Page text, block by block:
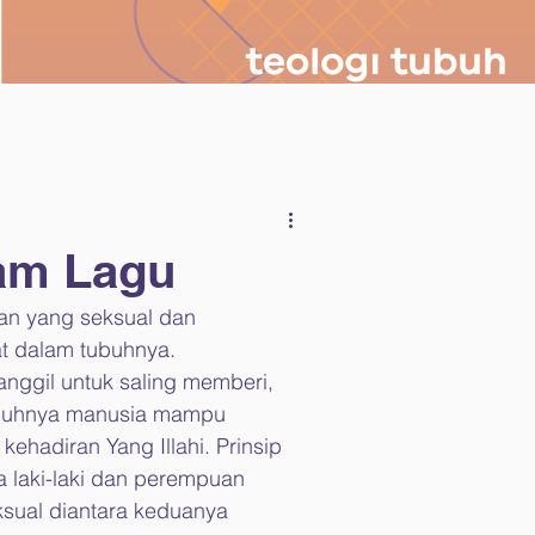
Lagu
yang seksual dan
dalam tubuhnya.
untuk saling memberi,
manusia mampu
Yang Illahi. Prinsip
laki-laki dan perempuan
diantara keduanya